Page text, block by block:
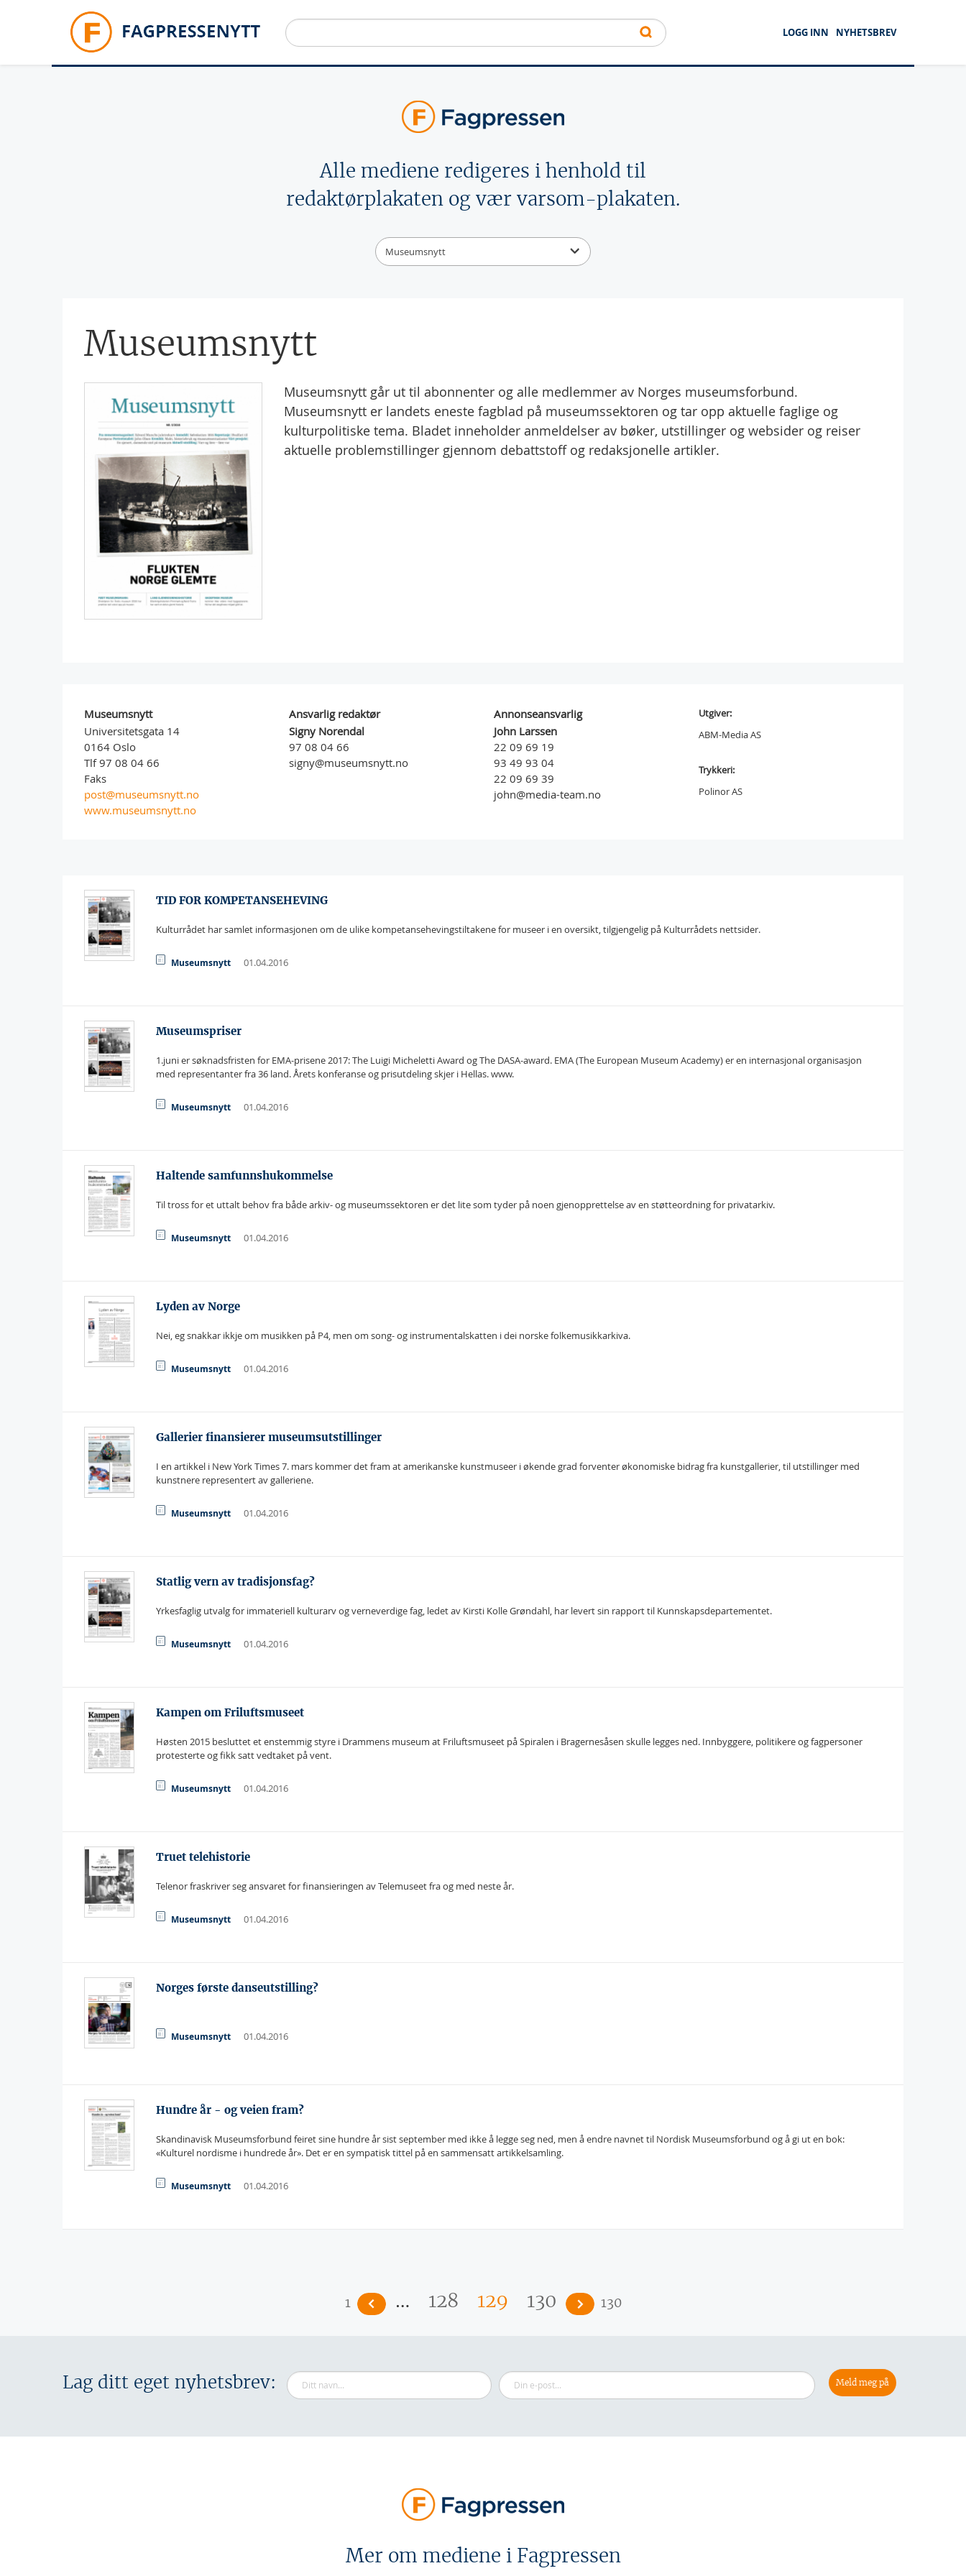
LOGG INN
NYHETSBREV
Alle mediene redigeres i henhold til
redaktørplakaten og vær varsom-plakaten.
Museumsnytt
Museumsnytt
Museumsnytt går ut til abonnenter og alle medlemmer av Norges museumsforbund.
Museumsnytt er landets eneste fagblad på museumssektoren og tar opp aktuelle faglige og
kulturpolitiske tema. Bladet inneholder anmeldelser av bøker, utstillinger og websider og reiser
aktuelle problemstillinger gjennom debattstoff og redaksjonelle artikler.
Museumsnytt
Universitetsgata 14
0164 Oslo
Tlf 97 08 04 66
Faks
post@museumsnytt.no
www.museumsnytt.no
Ansvarlig redaktør
Signy Norendal
97 08 04 66
signy@museumsnytt.no
Annonseansvarlig
John Larssen
22 09 69 19
93 49 93 04
22 09 69 39
john@media-team.no
Utgiver:
ABM-Media AS
Trykkeri:
Polinor AS
TID FOR KOMPETANSEHEVING
Kulturrådet har samlet informasjonen om de ulike kompetansehevingstiltakene for museer i en oversikt, tilgjengelig på Kulturrådets nettsider.
Museumsnytt 01.04.2016
Museumspriser
1.juni er søknadsfristen for EMA-prisene 2017: The Luigi Micheletti Award og The DASA-award. EMA (The European Museum Academy) er en internasjonal organisasjon
med representanter fra 36 land. Årets konferanse og prisutdeling skjer i Hellas. www.
Museumsnytt 01.04.2016
Haltende samfunnshukommelse
Til tross for et uttalt behov fra både arkiv- og museumssektoren er det lite som tyder på noen gjenopprettelse av en støtteordning for privatarkiv.
Museumsnytt 01.04.2016
Lyden av Norge
Nei, eg snakkar ikkje om musikken på P4, men om song- og instrumentalskatten i dei norske folkemusikkarkiva.
Museumsnytt 01.04.2016
Gallerier finansierer museumsutstillinger
I en artikkel i New York Times 7. mars kommer det fram at amerikanske kunstmuseer i økende grad forventer økonomiske bidrag fra kunstgallerier, til utstillinger med
kunstnere representert av galleriene.
Museumsnytt 01.04.2016
Statlig vern av tradisjonsfag?
Yrkesfaglig utvalg for immateriell kulturarv og verneverdige fag, ledet av Kirsti Kolle Grøndahl, har levert sin rapport til Kunnskapsdepartementet.
Museumsnytt 01.04.2016
Kampen om Friluftsmuseet
Høsten 2015 besluttet et enstemmig styre i Drammens museum at Friluftsmuseet på Spiralen i Bragernesåsen skulle legges ned. Innbyggere, politikere og fagpersoner
protesterte og fikk satt vedtaket på vent.
Museumsnytt 01.04.2016
Truet telehistorie
Telenor fraskriver seg ansvaret for finansieringen av Telemuseet fra og med neste år.
Museumsnytt 01.04.2016
Norges første danseutstilling?
Museumsnytt 01.04.2016
Hundre år - og veien fram?
Skandinavisk Museumsforbund feiret sine hundre år sist september med ikke å legge seg ned, men å endre navnet til Nordisk Museumsforbund og å gi ut en bok:
«Kulturel nordisme i hundrede år». Det er en sympatisk tittel på en sammensatt artikkelsamling.
Museumsnytt 01.04.2016
1 … 128 129 130 130
Lag ditt eget nyhetsbrev:
Mer om mediene i Fagpressen